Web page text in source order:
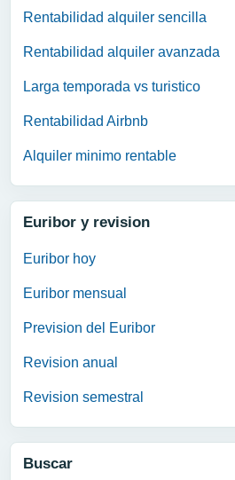
Rentabilidad alquiler sencilla
Rentabilidad alquiler avanzada
Larga temporada vs turistico
Rentabilidad Airbnb
Alquiler minimo rentable
Euribor y revision
Euribor hoy
Euribor mensual
Prevision del Euribor
Revision anual
Revision semestral
Buscar